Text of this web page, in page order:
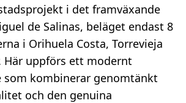
i det framväxande
de Salinas, beläget endast 8
i Orihuela Costa, Torrevieja
Här uppförs ett modernt
som kombinerar genomtänkt
och den genuina